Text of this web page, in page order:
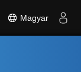
Magyar